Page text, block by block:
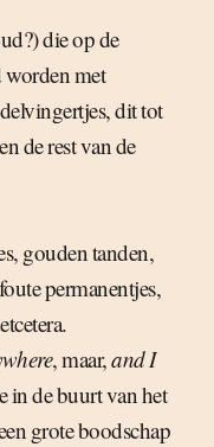
die op de
worden met
dit tot
de rest van de
gouden tanden,
permanentjes,
, maar,and I
in de buurt van het
grote boodschap